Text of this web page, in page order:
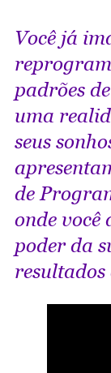
Você já
padrões
uma
seus
de
onde você
poder da